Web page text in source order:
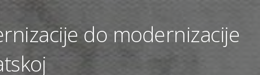
do modernizacije